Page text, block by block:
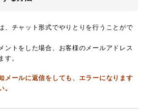
、チャット形式でやりとりを行うことがで
ントをした場合、お客様のメールアドレス
す。
メールに返信をしても、エラーになります
。